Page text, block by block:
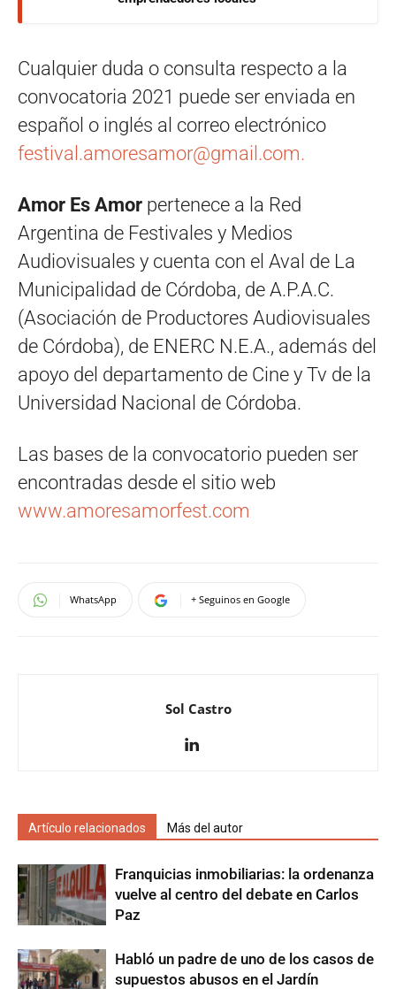
Cualquier duda o consulta respecto a la
convocatoria 2021 puede ser enviada en
español o inglés al correo electrónico
festival.amoresamor@gmail.com.
Amor Es Amor pertenece a la Red
Argentina de Festivales y Medios
Audiovisuales y cuenta con el Aval de La
Municipalidad de Córdoba, de A.P.A.C.
(Asociación de Productores Audiovisuales
de Córdoba), de ENERC N.E.A., además del
apoyo del departamento de Cine y Tv de la
Universidad Nacional de Córdoba.
Las bases de la convocatorio pueden ser
encontradas desde el sitio web
www.amoresamorfest.com
WhatsApp + Seguinos en Google
Sol Castro
Artículo relacionados Más del autor
Franquicias inmobiliarias: la ordenanza
vuelve al centro del debate en Carlos
Paz
Habló un padre de uno de los casos de
supuestos abusos en el Jardín